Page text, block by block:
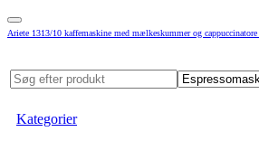
Ariete 1313/10 kaffemaskine med mælkeskummer og
Kategorier